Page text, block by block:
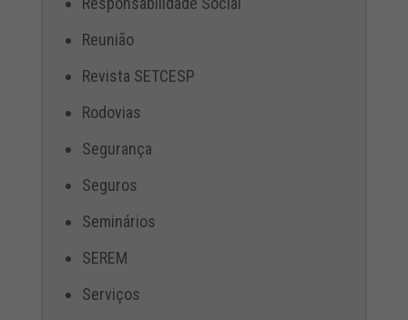
Reunião
Revista SETCESP
Rodovias
Segurança
Seguros
Seminários
SEREM
Serviços